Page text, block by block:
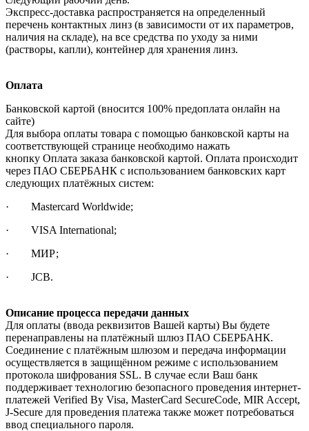
Экспресс-доставка распространяется на определенный
перечень контактных линз (в зависимости от их параметров,
наличия на складе), на все средства по уходу за ними
(растворы, капли), контейнер для хранения линз.
Оплата
Банковской картой (вносится 100% предоплата онлайн на
сайте)
Для выбора оплаты товара с помощью банковской карты на
соответствующей странице необходимо нажать
кнопку Оплата заказа банковской картой. Оплата происходит
через ПАО СБЕРБАНК с использованием банковских карт
следующих платёжных систем:
· Mastercard Worldwide;
· VISA International;
· МИР;
· JCB.
Описание процесса передачи данных
Для оплаты (ввода реквизитов Вашей карты) Вы будете
перенаправлены на платёжный шлюз ПАО СБЕРБАНК.
Соединение с платёжным шлюзом и передача информации
осуществляется в защищённом режиме с использованием
протокола шифрования SSL. В случае если Ваш банк
поддерживает технологию безопасного проведения интернет-
платежей Verified By Visa, MasterCard SecureCode, MIR Accept,
J-Secure для проведения платежа также может потребоваться
ввод специального пароля.